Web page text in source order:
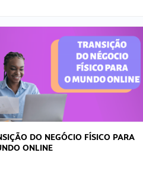
DO NEGÓCIO FÍSICO PARA
ONLINE